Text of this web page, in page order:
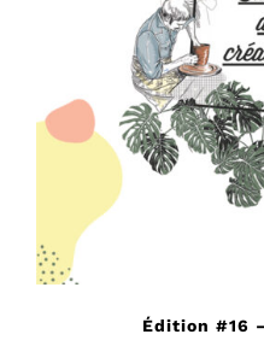
Édition #16